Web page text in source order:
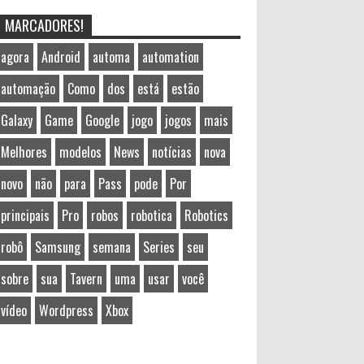
MARCADORES!
agora Android automa
automation
automação
Como dos está
estão
Galaxy
Game Google jogo jogos
mais
Melhores
modelos News notícias
nova
novo
não para Pass pode
Por
principais
Pro robos robotica
Robotics
robô
Samsung semana Series
seu
sobre
sua Tavern uma usar
você
vídeo
Wordpress Xbox